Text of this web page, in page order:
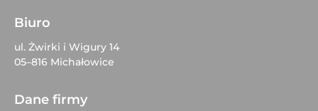
Biuro
ul. Żwirki i Wigury 14
05–816 Michałowice
Dane firmy